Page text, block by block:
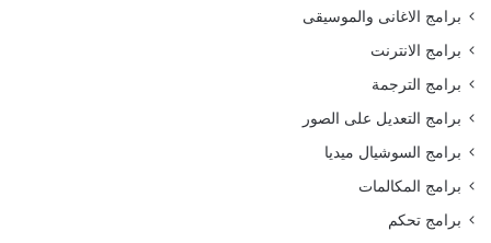
برامج الاغانى والموسيقى
برامج الانترنت
برامج الترجمة
برامج التعديل على الصور
برامج السوشيال ميديا
برامج المكالمات
برامج تحكم